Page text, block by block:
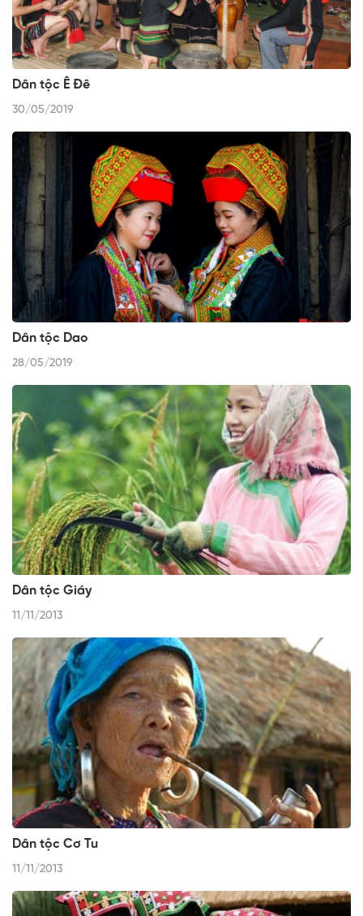
Dân tộc Ê Đê
30/05/2019
Dân tộc Dao
28/05/2019
Dân tộc Giáy
11/11/2013
Dân tộc Cơ Tu
11/11/2013